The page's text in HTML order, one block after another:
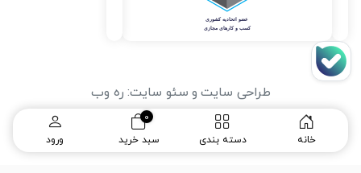
خانه دسته بندی سبد خرید
0
ورود
طراحی سایت و سئو سایت: ره وب